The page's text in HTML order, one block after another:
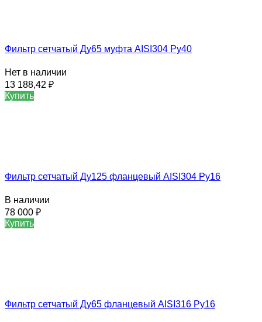
Фильтр сетчатый Ду65 муфта AISI304 Ру40
Нет в наличии
13 188,42 ₽
Купить
Фильтр сетчатый Ду125 фланцевый AISI304 Ру16
В наличии
78 000 ₽
Купить
Фильтр сетчатый Ду65 фланцевый AISI316 Ру16